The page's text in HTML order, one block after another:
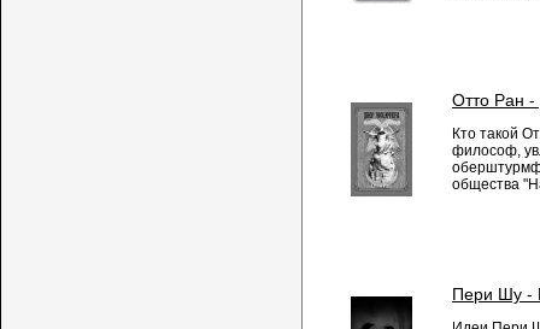
Отто Ран
Кто такой
философ,
общества
Пери Шу -